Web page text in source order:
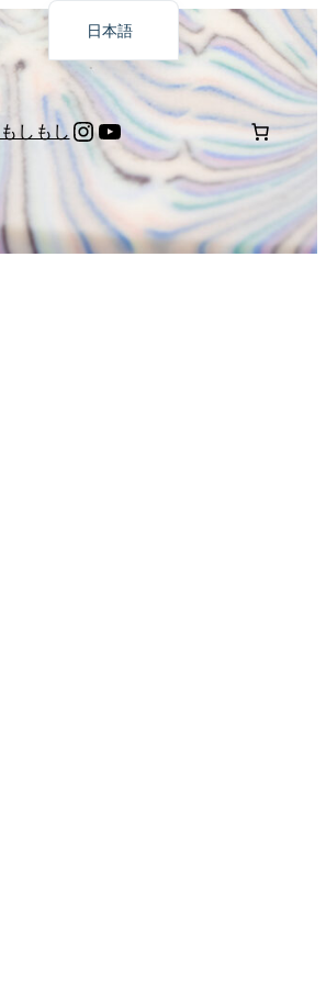
もしもし Instagram
YouTube
日本語
Français
English